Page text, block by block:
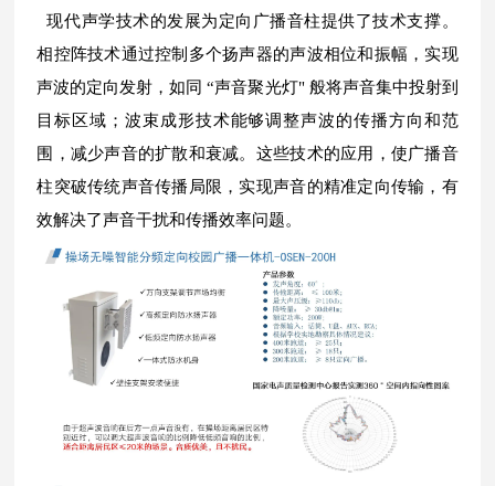
现代声学技术的发展为定向广播音柱提供了技术支撑。
相控阵技术通过控制多个扬声器的声波相位和振幅，实现
声波的定向发射，如同 “声音聚光灯" 般将声音集中投射到
目标区域；波束成形技术能够调整声波的传播方向和范
围，减少声音的扩散和衰减。这些技术的应用，使广播音
柱突破传统声音传播局限，实现声音的精准定向传输，有
效解决了声音干扰和传播效率问题。